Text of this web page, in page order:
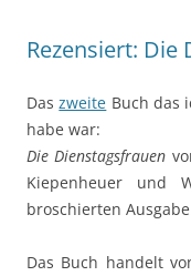
Rezensiert: Die
Daszweite Buch das
habe war:
Die Dienstagsfrauen
Kiepenheuer und
broschierten
Das Buch handelt